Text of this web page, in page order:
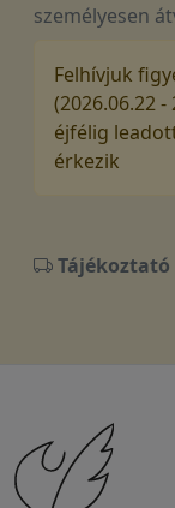
személyesen
Felhívjuk
(2026.06.22
éjfélig
érkezik
Tájékoztató